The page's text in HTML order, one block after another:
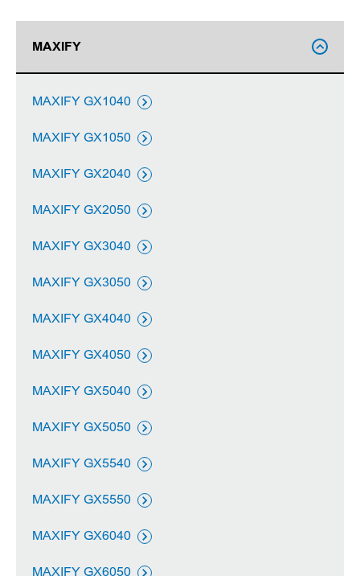
MAXIFY 
MAXIFY GX1040 
MAXIFY GX1050 
MAXIFY GX2040 
MAXIFY GX2050 
MAXIFY GX3040 
MAXIFY GX3050 
MAXIFY GX4040 
MAXIFY GX4050 
MAXIFY GX5040 
MAXIFY GX5050 
MAXIFY GX5540 
MAXIFY GX5550 
MAXIFY GX6040 
MAXIFY GX6050 